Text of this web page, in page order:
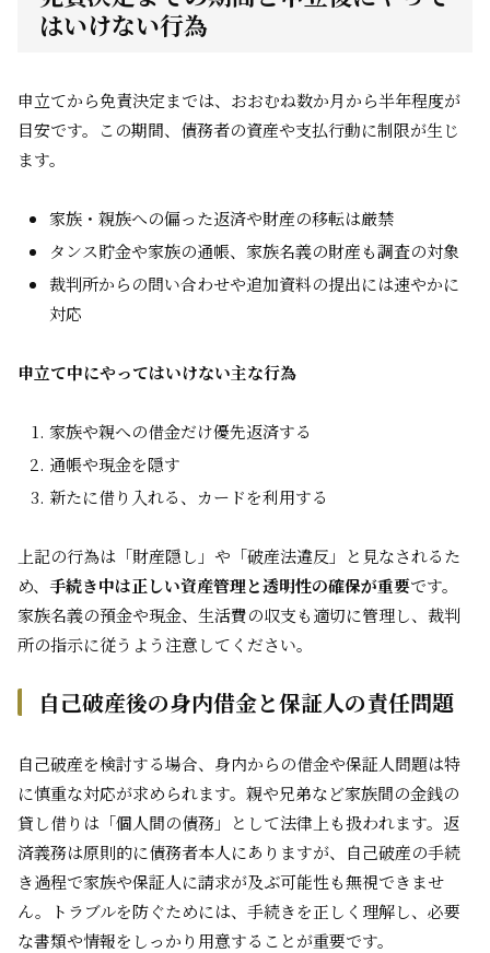
はいけない行為
申立てから免責決定までは、おおむね数か月から半年程度が
目安です。この期間、債務者の資産や支払行動に制限が生じ
ます。
家族・親族への偏った返済や財産の移転は厳禁
タンス貯金や家族の通帳、家族名義の財産も調査の対象
裁判所からの問い合わせや追加資料の提出には速やかに
対応
申立て中にやってはいけない主な行為
家族や親への借金だけ優先返済する
通帳や現金を隠す
新たに借り入れる、カードを利用する
上記の行為は「財産隠し」や「破産法違反」と見なされるた
め、 手続き中は正しい資産管理と透明性の確保が重要です。
家族名義の預金や現金、生活費の収支も適切に管理し、裁判
所の指示に従うよう注意してください。
自己破産後の身内借金と保証人の責任問題
自己破産を検討する場合、身内からの借金や保証人問題は特
に慎重な対応が求められます。親や兄弟など家族間の金銭の
貸し借りは「個人間の債務」として法律上も扱われます。返
済義務は原則的に債務者本人にありますが、自己破産の手続
き過程で家族や保証人に請求が及ぶ可能性も無視できませ
ん。トラブルを防ぐためには、手続きを正しく理解し、必要
な書類や情報をしっかり用意することが重要です。